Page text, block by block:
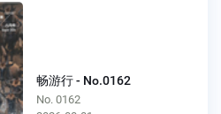
畅游行 - No.0162
No. 0162